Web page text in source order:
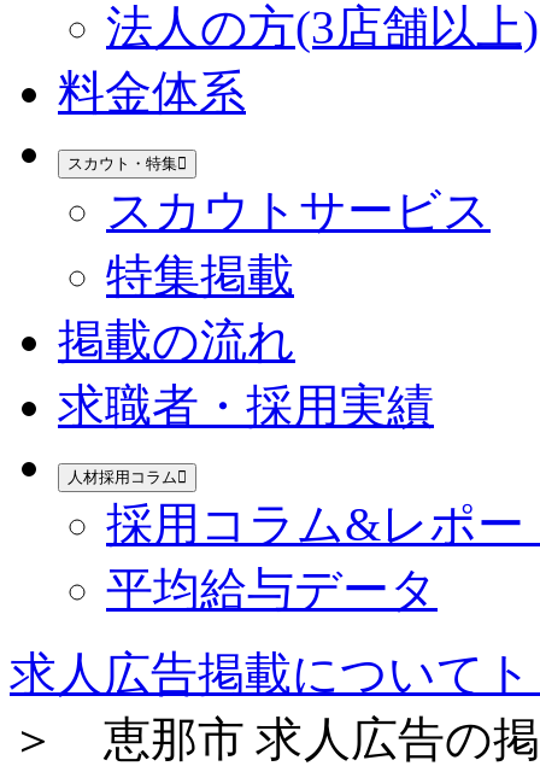
法人の方(3店舗以上)
料金体系
スカウト・特集
スカウトサービス
特集掲載
掲載の流れ
求職者・採用実績
人材採用コラム
採用コラム&レポー
平均給与データ
求人広告掲載について
＞ 恵那市 求人広告の